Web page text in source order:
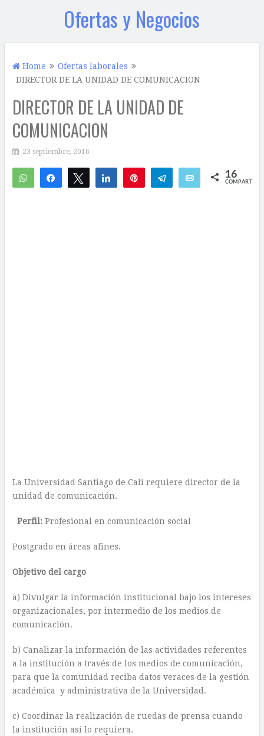
Ofertas y Negocios
Home
Ofertas laborales
DIRECTOR DE LA UNIDAD DE COMUNICACION
DIRECTOR DE LA UNIDAD DE
COMUNICACION
23 septiembre, 2016
WhatsAppCompartirTwittear Compartir Telegram Email 16
COMPARTIR
La Universidad Santiago de Cali requiere director de la
unidad de comunicación.
Perfil: Profesional en comunicación social
Postgrado en áreas afines.
Objetivo del cargo
a) Divulgar la información institucional bajo los intereses
organizacionales, por intermedio de los medios de
comunicación.
b) Canalizar la información de las actividades referentes
a la institución a través de los medios de comunicación,
para que la comunidad reciba datos veraces de la gestión
académica y administrativa de la Universidad.
c) Coordinar la realización de ruedas de prensa cuando
la institución así lo requiera.